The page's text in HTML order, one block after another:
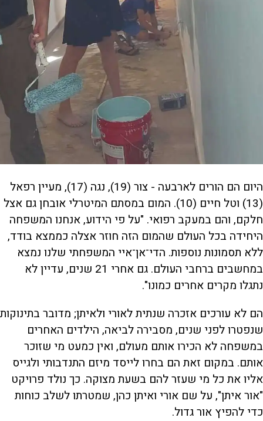
היום הם הורים לארבעה - צור (19), נגה (17), מעיין רפאל
(13) וטל חיים (10). המום במסתם המיטרלי אובחן גם אצל
חלקם, והם במעקב רפואי. "על פי הידוע, אנחנו המשפחה
היחידה בכל העולם שהמום הזה חוזר אצלה כממצא בודד,
ללא תסמונות נוספות. הדי־אן־איי המשפחתי שלנו נמצא
במחשבים ברחבי העולם. גם אחרי 21 שנים, עדיין לא
נתגלו מקרים אחרים כמונו".
הם לא עורכים אזכרה שנתית לאורי ולאיתן; מדובר בתינוקות
שנפטרו לפני שנים, מסבירה לביאה, הילדים האחרים
במשפחה לא הכירו אותם מעולם, ואין כמעט מי שזוכר
אותם. במקום זאת הם בחרו לייסד מיזם התנדבותי ולגייס
אליו את כל מי שעזר להם בשעת מצוקה. כך נולד פרויקט
"אור איתן", על שם אורי ואיתן כהן, שמטרתו לשלב כוחות
כדי להפיץ אור גדול.